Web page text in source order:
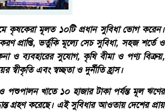
কৃষকেরা মূলত ১০টি প্রধান সুবিধা ভোগ করেন।
প্রাপ্তি, ভর্তুকি মূল্যে সেচ সুবিধা, সহজ শর্তে ও
ও ব্যবহারের সুযোগ, কৃষি বীমা ও পণ্য বিক্রয়,
এবং স্বচ্ছতা ও দুর্নীতি হ্রাস।
খাতে ১০ হাজার টাকা পর্যন্ত মূল ঋণের
গ্রহণ করেছে। এই সুবিধার আওতায় দেশের প্রায়